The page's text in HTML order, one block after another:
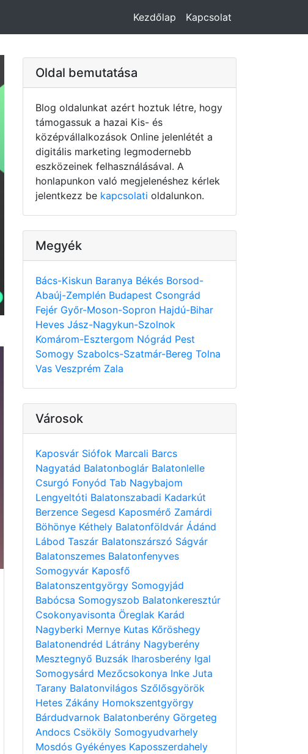
Kezdőlap Kapcsolat
Oldal bemutatása
Blog oldalunkat azért hoztuk létre, hogy
támogassuk a hazai Kis- és
középvállalkozások Online jelenlétét a
digitális marketing legmodernebb
eszközeinek felhasználásával. A
honlapunkon való megjelenéshez kérlek
jelentkezz be kapcsolati oldalunkon.
Megyék
Bács-Kiskun Baranya Békés Borsod-
Abaúj-Zemplén Budapest Csongrád
Fejér Győr-Moson-Sopron Hajdú-Bihar
Heves Jász-Nagykun-Szolnok
Komárom-Esztergom Nógrád Pest
Somogy Szabolcs-Szatmár-Bereg Tolna
Vas Veszprém Zala
Városok
Kaposvár Siófok Marcali Barcs
Nagyatád Balatonboglár Balatonlelle
Csurgó Fonyód Tab Nagybajom
Lengyeltóti Balatonszabadi Kadarkút
Berzence Segesd Kaposmérő Zamárdi
Böhönye Kéthely Balatonföldvár Ádánd
Lábod Taszár Balatonszárszó Ságvár
Balatonszemes Balatonfenyves
Somogyvár Kaposfő
Balatonszentgyörgy Somogyjád
Babócsa Somogyszob Balatonkeresztúr
Csokonyavisonta Öreglak Karád
Nagyberki Mernye Kutas Kőröshegy
Balatonendréd Látrány Nagyberény
Mesztegnyő Buzsák Iharosberény Igal
Somogysárd Mezőcsokonya Inke Juta
Tarany Balatonvilágos Szőlősgyörök
Hetes Zákány Homokszentgyörgy
Bárdudvarnok Balatonberény Görgeteg
Andocs Csököly Somogyudvarhely
Mosdós Gyékényes Kaposszerdahely